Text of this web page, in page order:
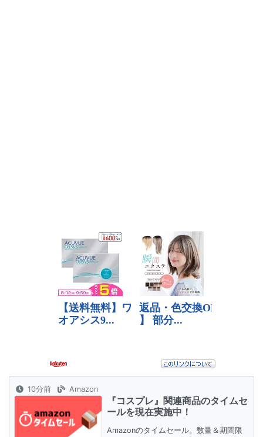
10分前 Amazon
『コスプレ』関連商品のタイムセ
ールを現在実施中！
Amazonのタイムセール。数量＆期間限